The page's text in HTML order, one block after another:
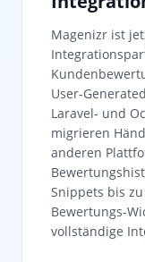
Magenizr ist
User-
Laravel- und
migrieren
anderen
Snippets bis
Bewertungs-
vollständige